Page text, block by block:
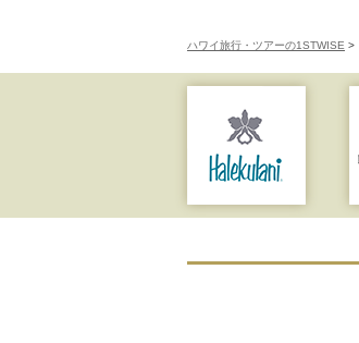
ハワイ旅行・ツアーの1STWISE >